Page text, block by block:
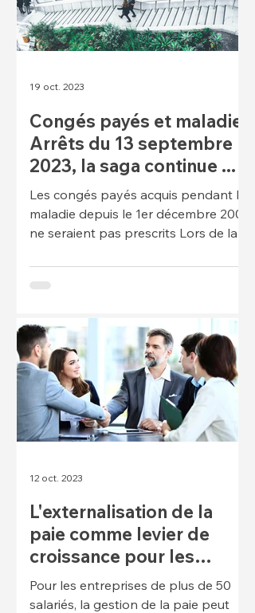
Congés payés et maladie :
Arrêts du 13 septembre
2023, la saga continue ...
Les congés payés acquis pendant la
maladie depuis le 1er décembre 2009
ne seraient pas prescrits Lors de la
19 oct. 2023
L'externalisation de la
paie comme levier de
croissance pour les
entreprises de plus de 50
salariés
Pour les entreprises de plus de 50
salariés, la gestion de la paie peut
12 oct. 2023